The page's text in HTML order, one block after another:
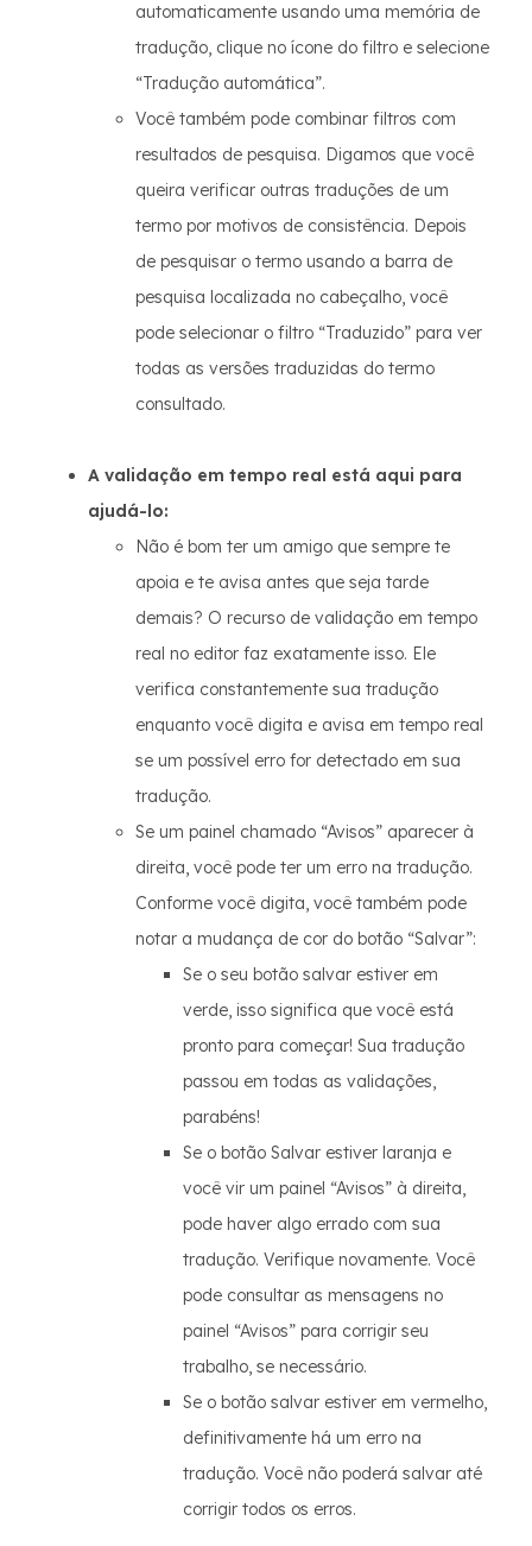
automaticamente usando uma memória de
tradução, clique no ícone do filtro e selecione
“Tradução automática”.
Você também pode combinar filtros com
resultados de pesquisa. Digamos que você
queira verificar outras traduções de um
termo por motivos de consistência. Depois
de pesquisar o termo usando a barra de
pesquisa localizada no cabeçalho, você
pode selecionar o filtro “Traduzido” para ver
todas as versões traduzidas do termo
consultado.
A validação em tempo real está aqui para
ajudá-lo:
Não é bom ter um amigo que sempre te
apoia e te avisa antes que seja tarde
demais? O recurso de validação em tempo
real no editor faz exatamente isso. Ele
verifica constantemente sua tradução
enquanto você digita e avisa em tempo real
se um possível erro for detectado em sua
tradução.
Se um painel chamado “Avisos” aparecer à
direita, você pode ter um erro na tradução.
Conforme você digita, você também pode
notar a mudança de cor do botão “Salvar”:
Se o seu botão salvar estiver em
verde, isso significa que você está
pronto para começar! Sua tradução
passou em todas as validações,
parabéns!
Se o botão Salvar estiver laranja e
você vir um painel “Avisos” à direita,
pode haver algo errado com sua
tradução. Verifique novamente. Você
pode consultar as mensagens no
painel “Avisos” para corrigir seu
trabalho, se necessário.
Se o botão salvar estiver em vermelho,
definitivamente há um erro na
tradução. Você não poderá salvar até
corrigir todos os erros.